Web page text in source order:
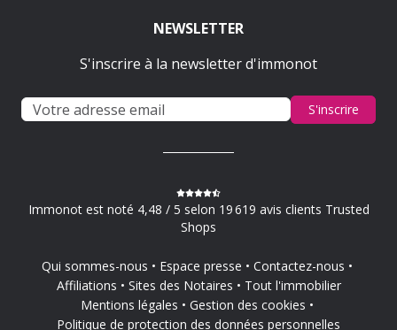
NEWSLETTER
S'inscrire à la newsletter d'immonot
S'inscrire
Immonot est noté 4,48 / 5 selon 19 619 avis clients Trusted
Shops
Qui sommes-nous Espace presse
Contactez-nous
Affiliations
Sites des Notaires
Tout l'immobilier
Mentions légales
Gestion des cookies
Politique de protection des données personnelles